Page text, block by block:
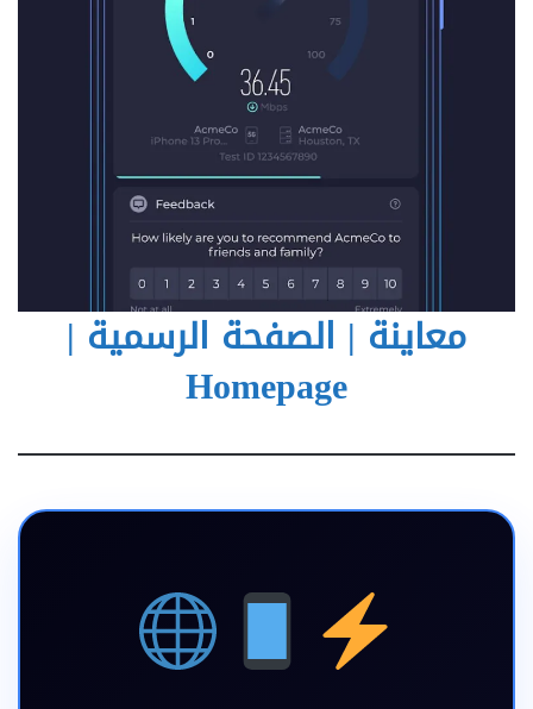
معاينة | الصفحة الرسمية |
Homepage